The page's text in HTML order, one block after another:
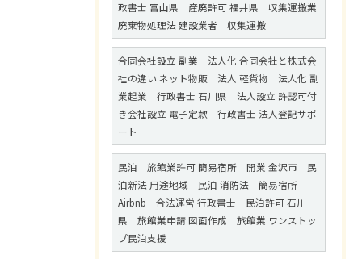
政書士 富山県 産廃許可 福井県 収集運搬業
廃棄物処理法 建設業者 収集運搬
合同会社設立 副業 法人化 合同会社と株式会
社の違い ネット物販 法人 軽貨物 法人化 副
業起業 行政書士 石川県 法人設立 許認可付
き会社設立 電子定款 行政書士 法人登記サポ
ート
民泊 旅館業許可 簡易宿所 開業 金沢市 民
泊新法 用途地域 民泊 消防法 簡易宿所
Airbnb 合法運営 行政書士 民泊許可 石川
県 旅館業申請 図面作成 旅館業 ワンストッ
プ民泊支援